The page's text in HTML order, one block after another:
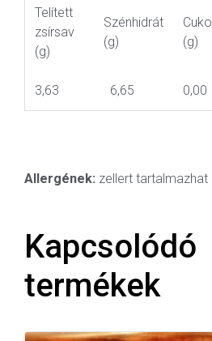
Telített
zsírsav
(g)
Szénhidrát
(g)
(g)
3,63 6,65 0,00
Allergének: zellert tartalmazhat
Kapcsolódó
termékek